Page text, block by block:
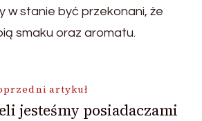
w stanie być przekonani, że
smaku oraz aromatu.
artykuł
jesteśmy posiadaczami